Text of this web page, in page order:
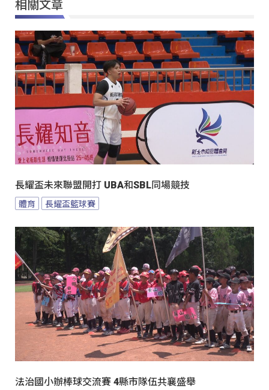
相關文章
長耀盃未來聯盟開打 UBA和SBL同場競技
體育 長耀盃籃球賽
法治國小辦棒球交流賽 4縣市隊伍共襄盛舉